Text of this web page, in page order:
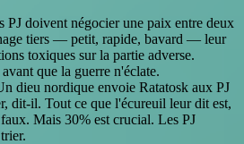
PJ doivent négocier une paix entre deux
tiers — petit, rapide, bavard — leur
toxiques sur la partie adverse.
que la guerre n'éclate.
dieu nordique envoie Ratatosk aux PJ
dit-il. Tout ce que l'écureuil leur dit est,
Mais 30% est crucial. Les PJ